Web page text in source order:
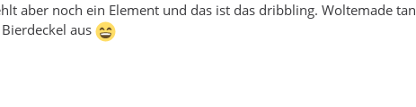
aber noch ein Element und das ist das dribbling. Woltemade
aus